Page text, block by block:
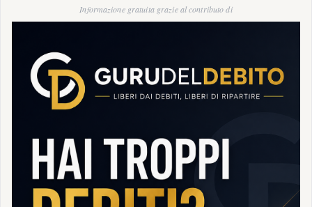
Informazione gratuita grazie al contributo di